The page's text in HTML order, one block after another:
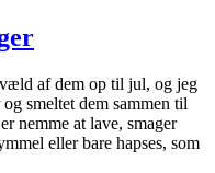
væld af dem op til jul, og jeg
smeltet dem sammen til
nemme at lave, smager
eller bare hapses, som